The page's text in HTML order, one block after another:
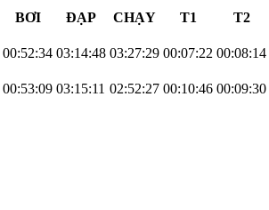
BƠI ĐẠP CHẠY T1 T2
00:52:34 03:14:48 03:27:29 00:07:22 00:08:14
00:53:09 03:15:11 02:52:27 00:10:46 00:09:30